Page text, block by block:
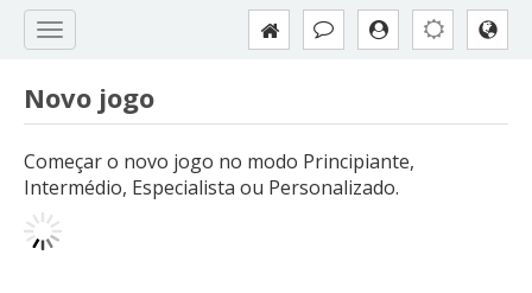
Novo jogo
Começar o novo jogo no modo Principiante,
Intermédio, Especialista ou Personalizado.